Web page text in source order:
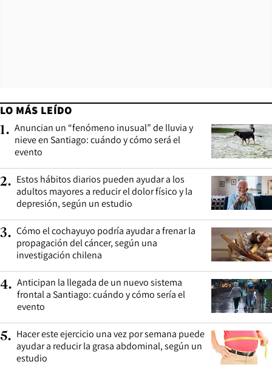
LO MÁS LEÍDO
1. Anuncian un “fenómeno inusual” de lluvia y
nieve en Santiago: cuándo y cómo será el
evento
2. Estos hábitos diarios pueden ayudar a los
adultos mayores a reducir el dolor físico y la
depresión, según un estudio
3. Cómo el cochayuyo podría ayudar a frenar la
propagación del cáncer, según una
investigación chilena
4. Anticipan la llegada de un nuevo sistema
frontal a Santiago: cuándo y cómo sería el
evento
5. Hacer este ejercicio una vez por semana puede
ayudar a reducir la grasa abdominal, según un
estudio